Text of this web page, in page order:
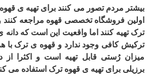
بیشتر مردم تصور می کنند برای تهیه ی
اولین فروشگاه تخصصی قهوه مراجعه کنند
ترک تهیه کنند اما واقعیت این است که
ترکیش کافی وجود ندارد و قهوه ی ترک با
میزان رُستی قابل تهیه است و اکثرا از
برزیلی برای تهیه ی قهوه ترک استفاده می